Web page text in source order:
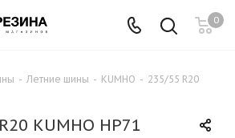
0
- Летние шины - KUMHO - 235/55 R20
KUMHO HP71